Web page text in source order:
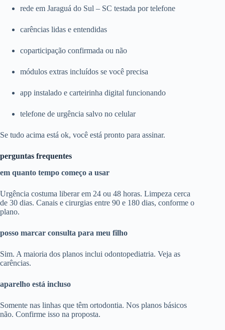
rede em Jaraguá do Sul – SC testada por telefone
carências lidas e entendidas
coparticipação confirmada ou não
módulos extras incluídos se você precisa
app instalado e carteirinha digital funcionando
telefone de urgência salvo no celular
Se tudo acima está ok, você está pronto para assinar.
perguntas frequentes
em quanto tempo começo a usar
Urgência costuma liberar em 24 ou 48 horas. Limpeza cerca
de 30 dias. Canais e cirurgias entre 90 e 180 dias, conforme o
plano.
posso marcar consulta para meu filho
Sim. A maioria dos planos inclui odontopediatria. Veja as
carências.
aparelho está incluso
Somente nas linhas que têm ortodontia. Nos planos básicos
não. Confirme isso na proposta.